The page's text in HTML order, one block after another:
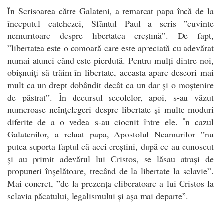
În Scrisoarea către Galateni, a remarcat papa încă de la
începutul catehezei, Sfântul Paul a scris ”cuvinte
nemuritoare despre libertatea creștină”. De fapt,
”libertatea este o comoară care este apreciată cu adevărat
numai atunci când este pierdută. Pentru mulți dintre noi,
obișnuiți să trăim în libertate, aceasta apare deseori mai
mult ca un drept dobândit decât ca un dar și o moștenire
de păstrat”. În decursul secolelor, apoi, s-au văzut
numeroase neînțelegeri despre libertate și multe moduri
diferite de a o vedea s-au ciocnit între ele. În cazul
Galatenilor, a reluat papa, Apostolul Neamurilor ”nu
putea suporta faptul că acei creștini, după ce au cunoscut
și au primit adevărul lui Cristos, se lăsau atrași de
propuneri înșelătoare, trecând de la libertate la sclavie”.
Mai concret, ”de la prezența eliberatoare a lui Cristos la
sclavia păcatului, legalismului și așa mai departe”.